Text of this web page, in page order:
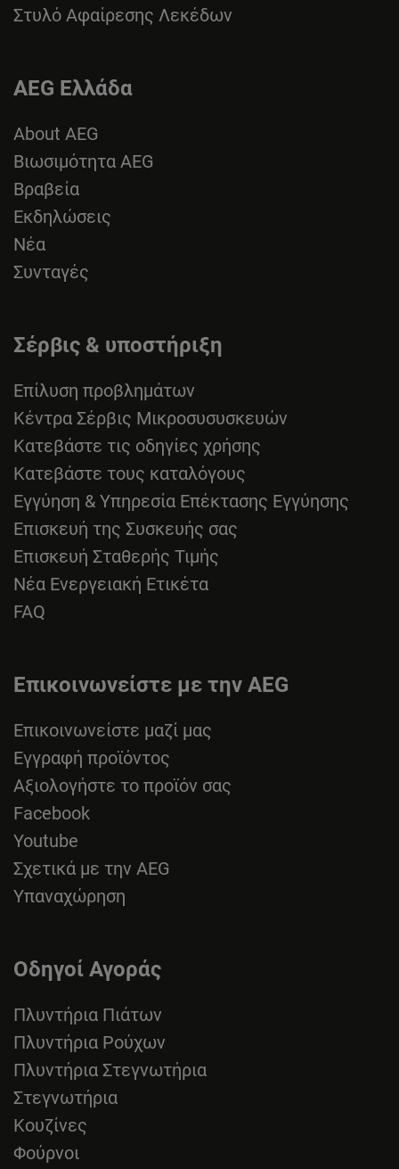
Στυλό Αφαίρεσης Λεκέδων
AEG Ελλάδα
About AEG
Βιωσιμότητα AEG
Βραβεία
Εκδηλώσεις
Νέα
Συνταγές
Σέρβις & υποστήριξη
Επίλυση προβλημάτων
Κέντρα Σέρβις Μικροσυσυσκευών
Κατεβάστε τις οδηγίες χρήσης
Κατεβάστε τους καταλόγους
Εγγύηση & Υπηρεσία Επέκτασης Εγγύησης
Επισκευή της Συσκευής σας
Επισκευή Σταθερής Τιμής
Νέα Ενεργειακή Ετικέτα
FAQ
Επικοινωνείστε με την AEG
Επικοινωνείστε μαζί μας
Εγγραφή προϊόντος
Αξιολογήστε το προϊόν σας
Facebook
Youtube
Σχετικά με την AEG
Υπαναχώρηση
Οδηγοί Αγοράς
Πλυντήρια Πιάτων
Πλυντήρια Ρούχων
Πλυντήρια Στεγνωτήρια
Στεγνωτήρια
Κουζίνες
Φούρνοι